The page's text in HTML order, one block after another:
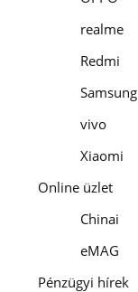
realme
Redmi
Samsung
vivo
Xiaomi
Online üzlet
Chinai
eMAG
Pénzügyi hírek